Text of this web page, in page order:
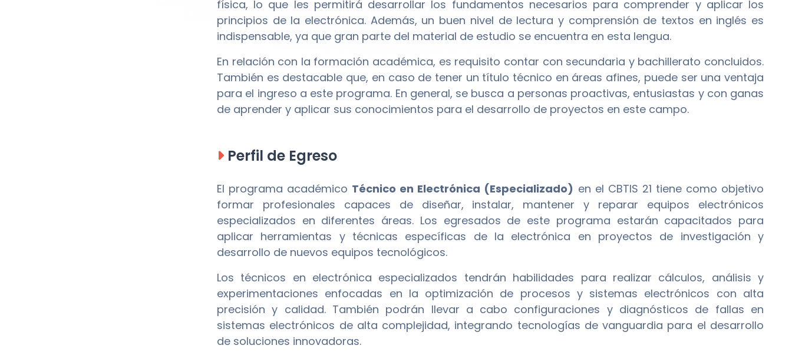
física, lo que les permitirá desarrollar los fundamentos necesarios para comprender y aplicar los
principios de la electrónica. Además, un buen nivel de lectura y comprensión de textos en inglés es
indispensable, ya que gran parte del material de estudio se encuentra en esta lengua.
En relación con la formación académica, es requisito contar con secundaria y bachillerato concluidos.
También es destacable que, en caso de tener un título técnico en áreas afines, puede ser una ventaja
para el ingreso a este programa. En general, se busca a personas proactivas, entusiastas y con ganas
de aprender y aplicar sus conocimientos para el desarrollo de proyectos en este campo.
Perfil de Egreso
El programa académico Técnico en Electrónica (Especializado) en el CBTIS 21 tiene como objetivo
formar profesionales capaces de diseñar, instalar, mantener y reparar equipos electrónicos
especializados en diferentes áreas. Los egresados de este programa estarán capacitados para
aplicar herramientas y técnicas específicas de la electrónica en proyectos de investigación y
desarrollo de nuevos equipos tecnológicos.
Los técnicos en electrónica especializados tendrán habilidades para realizar cálculos, análisis y
experimentaciones enfocadas en la optimización de procesos y sistemas electrónicos con alta
precisión y calidad. También podrán llevar a cabo configuraciones y diagnósticos de fallas en
sistemas electrónicos de alta complejidad, integrando tecnologías de vanguardia para el desarrollo
de soluciones innovadoras.